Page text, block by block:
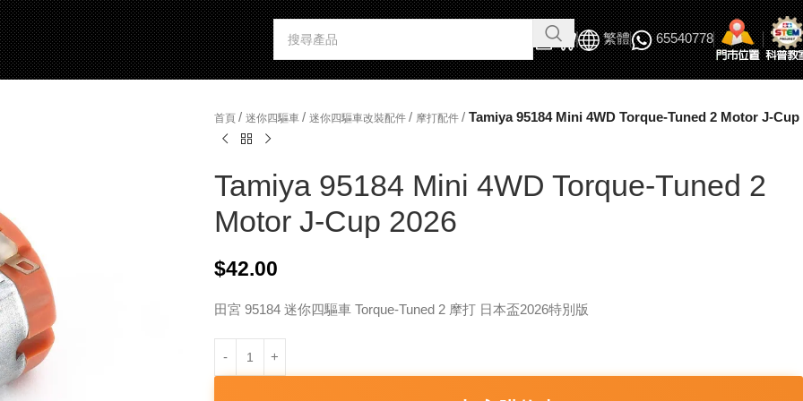
繁體 65540778
首頁 / 迷你四驅車 / 迷你四驅車改裝配件 / 摩打配件 / Tamiya 95184 Mini 4WD Torque-Tuned 2 Motor J-Cup
Tamiya 95184 Mini 4WD Torque-Tuned 2
Motor J-Cup 2026
$42.00
田宮 95184 迷你四驅車 Torque-Tuned 2 摩打 日本盃2026特別版